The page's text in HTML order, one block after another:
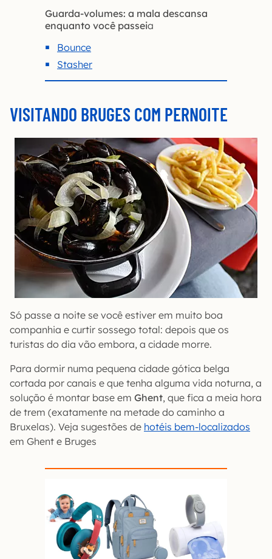
Guarda-volumes: a mala descansa
enquanto você passeia
Bounce
Stasher
VISITANDO BRUGES COM PERNOITE
Só passe a noite se você estiver em muito boa
companhia e curtir sossego total: depois que os
turistas do dia vão embora, a cidade morre.
Para dormir numa pequena cidade gótica belga
cortada por canais e que tenha alguma vida noturna, a
solução é montar base em Ghent, que fica a meia hora
de trem (exatamente na metade do caminho a
Bruxelas). Veja sugestões de hotéis bem-localizados
em Ghent e Bruges